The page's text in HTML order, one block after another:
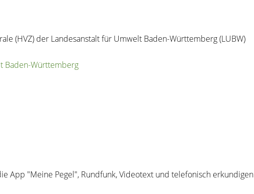
(HVZ) der Landesanstalt für Umwelt Baden-Württemberg (LUBW)
Baden-Württemberg
App "Meine Pegel", Rundfunk, Videotext und telefonisch erkundigen